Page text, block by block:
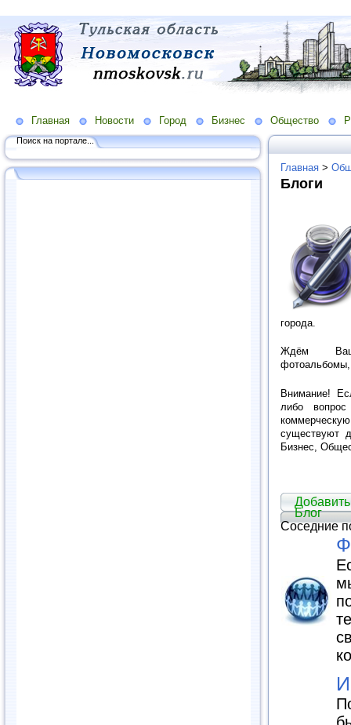
Главная Новости Город Бизнес Общество
Поиск на портале...
Главная >
Блоги
города.
Ждём
фотоальбомы,
Внимание!
либо
существуют
Бизнес,
Блог
Соседние